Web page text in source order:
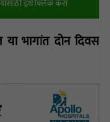
इथे क्लिक करा
या भागांत दोन दिवस